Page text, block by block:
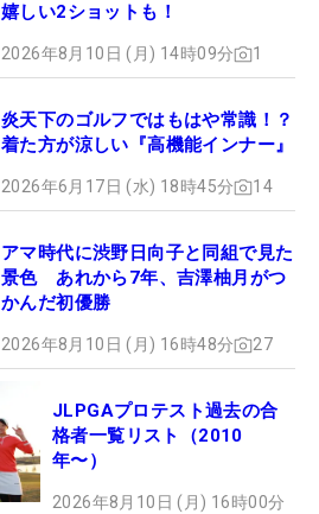
嬉しい2ショットも！
2026年8月10日 (月) 14時09分 1
炎天下のゴルフではもはや常識！？
着た方が涼しい『高機能インナー』
2026年6月17日 (水) 18時45分 14
アマ時代に渋野日向子と同組で見た
景色 あれから7年、吉澤柚月がつ
かんだ初優勝
2026年8月10日 (月) 16時48分 27
JLPGAプロテスト過去の合
格者一覧リスト（2010
年〜）
2026年8月10日 (月) 16時00分